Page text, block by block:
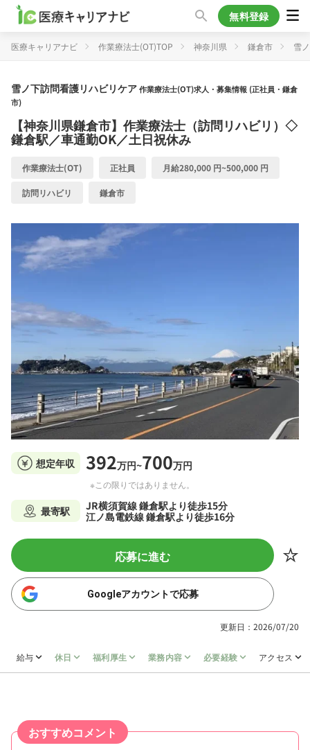
無料登録
医療キャリアナビ 作業療法士(OT)TOP 神奈川県 鎌倉市 雪
雪ノ下訪問看護リハビリケア作業療法士(OT)求人・募集情報 (正社員・鎌倉
市)
【神奈川県鎌倉市】作業療法士（訪問リハビリ）◇
鎌倉駅／車通勤OK／土日祝休み
作業療法士(OT) 正社員 月給280,000 円~500,000 円
訪問リハビリ 鎌倉市
想定年収 392万円~700万円
※この限りではありません。
最寄駅
JR横須賀線 鎌倉駅より徒歩15分
江ノ島電鉄線 鎌倉駅より徒歩16分
応募に進む
Googleアカウントで応募
更新日：2026/07/20
給与 休日 福利厚生 業務内容 必要経験 アクセス
おすすめコメント